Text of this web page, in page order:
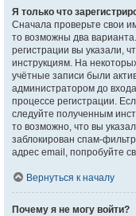
Я только что
Сначала проверьте свои
то возможны два
регистрации вы указали,
инструкциям. На
учётные записи были
администратором до
процессе регистрации.
следуйте полученным
то возможно, что вы
заблокирован спам-
адрес email, попробуйте
Вернуться к началу
Почему я не могу войти?